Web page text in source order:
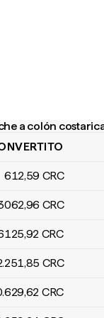
a colón
a colón costaricani
612,59 CRC
,96 CRC
,92 CRC
,85 CRC
,62 CRC